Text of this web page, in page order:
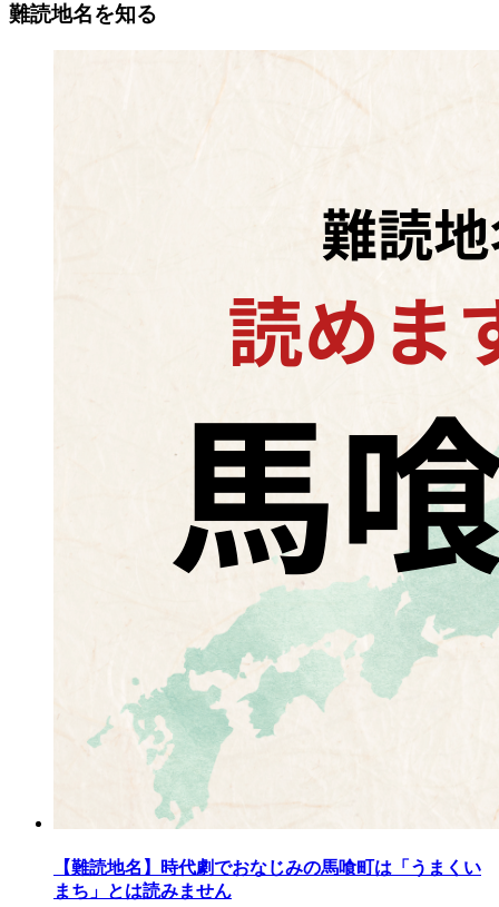
難読地名を知る
【難読地名】時代劇でおなじみの馬喰町は「うまくい
まち」とは読みません